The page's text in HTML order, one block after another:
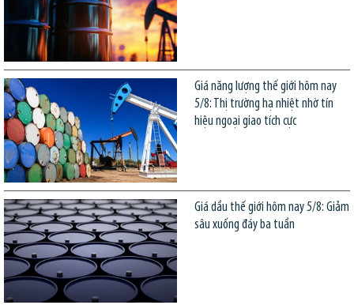
Giá năng lượng thế giới hôm nay
5/8: Thị trường hạ nhiệt nhờ tín
hiệu ngoại giao tích cực
Giá dầu thế giới hôm nay 5/8: Giảm
sâu xuống đáy ba tuần